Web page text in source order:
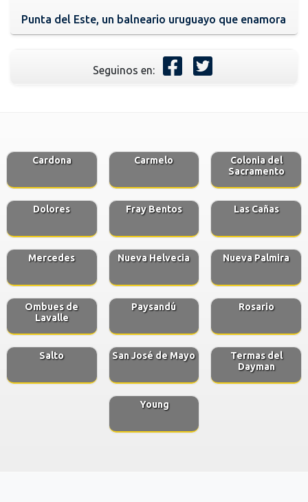
Punta del Este, un balneario uruguayo que enamora
Seguinos en:
Cardona Carmelo
Colonia del
Sacramento
Dolores Fray Bentos Las Cañas
Mercedes Nueva Helvecia Nueva Palmira
Ombues de
Lavalle
Paysandú Rosario
Salto San José de Mayo
Termas del
Dayman
Young